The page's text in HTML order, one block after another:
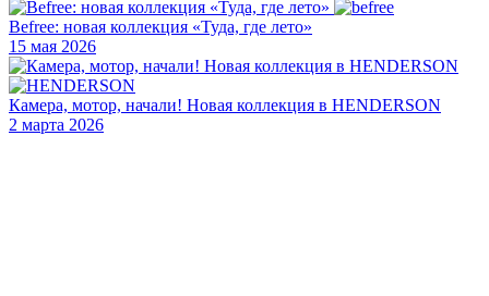
Befree: новая коллекция «Туда, где лето»
15 мая 2026
Камера, мотор, начали! Новая коллекция в HENDERSON
2 марта 2026